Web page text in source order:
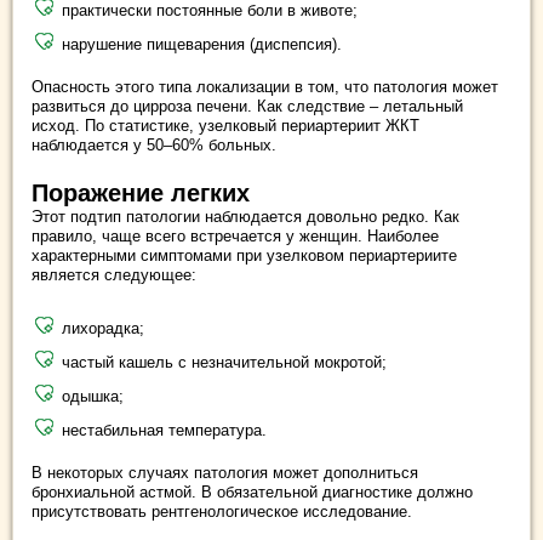
практически постоянные боли в животе;
нарушение пищеварения (диспепсия).
Опасность этого типа локализации в том, что патология может
развиться до цирроза печени. Как следствие – летальный
исход. По статистике, узелковый периартериит ЖКТ
наблюдается у 50–60% больных.
Поражение легких
Этот подтип патологии наблюдается довольно редко. Как
правило, чаще всего встречается у женщин. Наиболее
характерными симптомами при узелковом периартериите
является следующее:
лихорадка;
частый кашель с незначительной мокротой;
одышка;
нестабильная температура.
В некоторых случаях патология может дополниться
бронхиальной астмой. В обязательной диагностике должно
присутствовать рентгенологическое исследование.